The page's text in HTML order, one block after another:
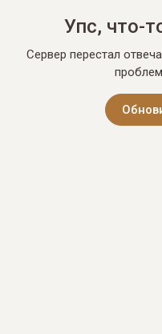
Упс, что-
Сервер перестал